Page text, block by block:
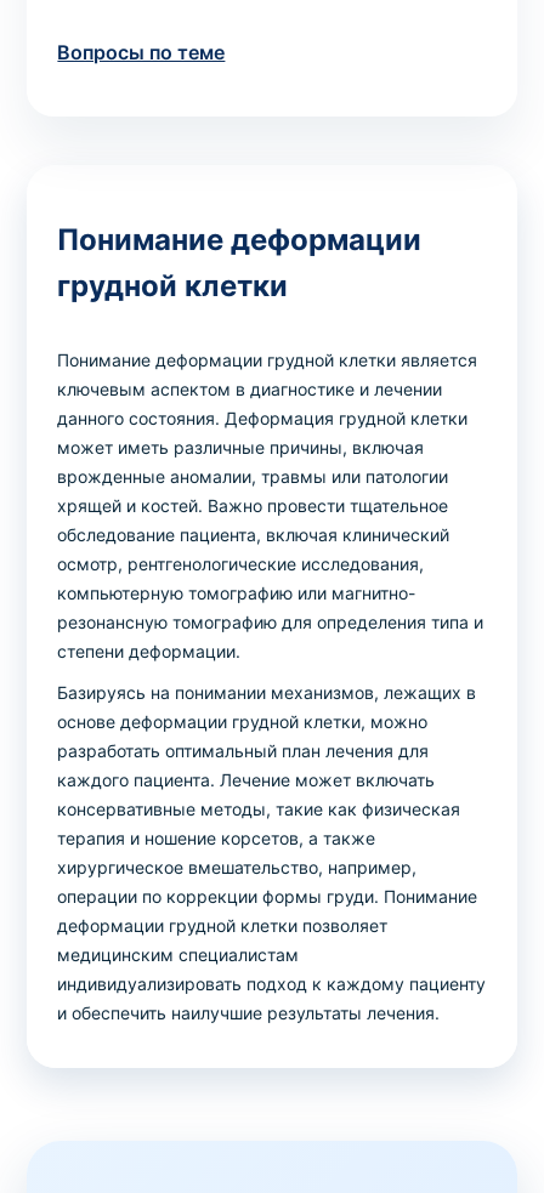
Вопросы по теме
Понимание деформации
грудной клетки
Понимание деформации грудной клетки является
ключевым аспектом в диагностике и лечении
данного состояния. Деформация грудной клетки
может иметь различные причины, включая
врожденные аномалии, травмы или патологии
хрящей и костей. Важно провести тщательное
обследование пациента, включая клинический
осмотр, рентгенологические исследования,
компьютерную томографию или магнитно-
резонансную томографию для определения типа и
степени деформации.
Базируясь на понимании механизмов, лежащих в
основе деформации грудной клетки, можно
разработать оптимальный план лечения для
каждого пациента. Лечение может включать
консервативные методы, такие как физическая
терапия и ношение корсетов, а также
хирургическое вмешательство, например,
операции по коррекции формы груди. Понимание
деформации грудной клетки позволяет
медицинским специалистам
индивидуализировать подход к каждому пациенту
и обеспечить наилучшие результаты лечения.